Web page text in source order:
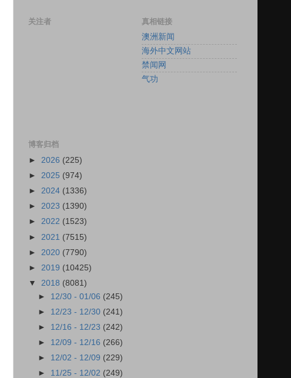
关注者
真相链接
澳洲新闻
海外中文网站
禁闻网
气功
博客归档
► 2026 (225)
► 2025 (974)
► 2024 (1336)
► 2023 (1390)
► 2022 (1523)
► 2021 (7515)
► 2020 (7790)
► 2019 (10425)
▼ 2018 (8081)
► 12/30 - 01/06 (245)
► 12/23 - 12/30 (241)
► 12/16 - 12/23 (242)
► 12/09 - 12/16 (266)
► 12/02 - 12/09 (229)
► 11/25 - 12/02 (249)